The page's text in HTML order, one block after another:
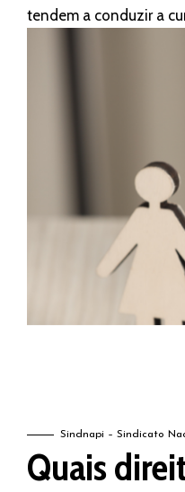
tendem a conduzir a
Sindnapi – Sindicato
Quais